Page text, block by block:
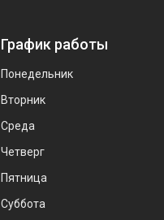
График работы
Понедельник
Вторник
Среда
Четверг
Пятница
Суббота